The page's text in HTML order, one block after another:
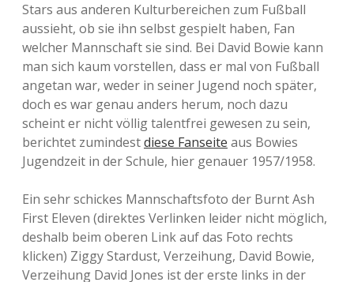
Stars aus anderen Kulturbereichen zum Fußball
aussieht, ob sie ihn selbst gespielt haben, Fan
welcher Mannschaft sie sind. Bei David Bowie kann
man sich kaum vorstellen, dass er mal von Fußball
angetan war, weder in seiner Jugend noch später,
doch es war genau anders herum, noch dazu
scheint er nicht völlig talentfrei gewesen zu sein,
berichtet zumindestdiese Fanseite aus Bowies
Jugendzeit in der Schule, hier genauer 1957/1958.
Ein sehr schickes Mannschaftsfoto der Burnt Ash
First Eleven (direktes Verlinken leider nicht möglich,
deshalb beim oberen Link auf das Foto rechts
klicken) Ziggy Stardust, Verzeihung, David Bowie,
Verzeihung David Jones ist der erste links in der